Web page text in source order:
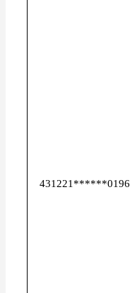
431221******0196